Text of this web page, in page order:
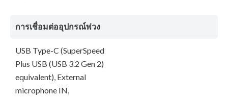
การเชื่อมต่ออุปกรณ์พ่วง
USB Type-C (SuperSpeed
Plus USB (USB 3.2 Gen 2)
equivalent), External
microphone IN,